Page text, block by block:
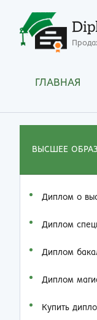
ГЛАВНАЯ
ВЫСШЕЕ
Диплом о
Диплом
Диплом
Диплом
Купить